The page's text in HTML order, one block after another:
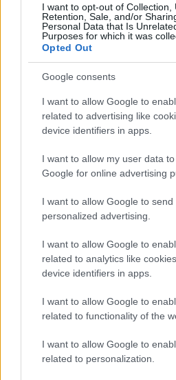
I want to opt-out of Collection,
Retention, Sale, and/or
Personal Data that Is
Purposes for which it was
Opted Out
Google consents
I want to allow Google to
related to advertising like
device identifiers in apps.
I want to allow my user data
Google for online advertising
I want to allow Google to send
personalized advertising.
I want to allow Google to
related to analytics like
device identifiers in apps.
I want to allow Google to
related to functionality of the
I want to allow Google to
related to personalization.
CSI Bergamo: Tra Corsi, Eventi e
Personali
Francesca Lombardi · 29 Lug 2026
NEWS
Quando il gioco di squadra insegna
valore educativo
NEWS